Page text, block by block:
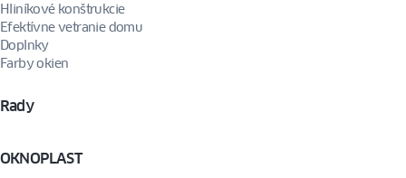
Hliníkové konštrukcie
Efektívne vetranie domu
Doplnky
Farby okien
Rady
OKNOPLAST